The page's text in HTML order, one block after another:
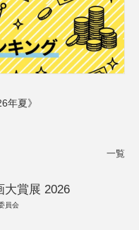
年夏》
一覧
大賞展 2026
員会